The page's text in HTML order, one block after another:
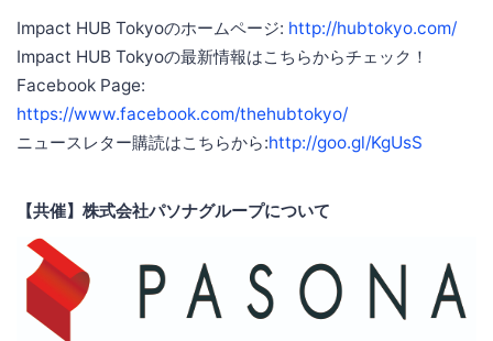
Impact HUB Tokyoのホームページ: http://hubtokyo.com/
Impact HUB Tokyoの最新情報はこちらからチェック！
Facebook Page:
https://www.facebook.com/thehubtokyo/
ニュースレター購読はこちらから:http://goo.gl/KgUsS
【共催】株式会社パソナグループについて